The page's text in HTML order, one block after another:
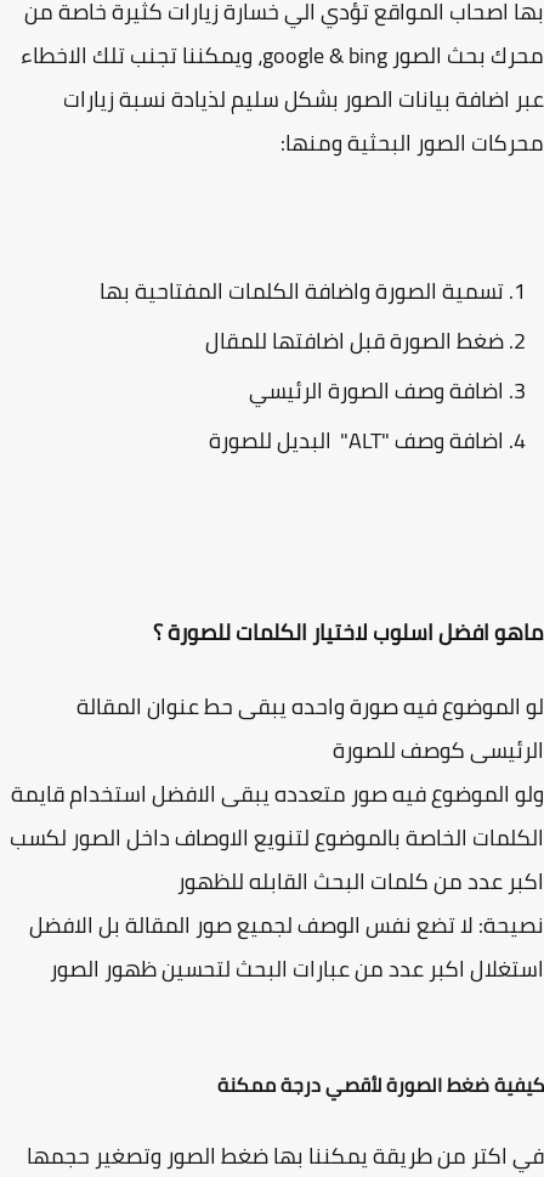
اصحاب المواقع تؤدي الي خسارة زيارات كثيرة خاصة من
محرك بحث الصور google & bing، ويمكننا تجنب تلك الاخطاء
اضافة بيانات الصور بشكل سليم لذيادة نسبة زيارات
الصور البحثية ومنها:
تسمية الصورة واضافة الكلمات المفتاحية بها
ضغط الصورة قبل اضافتها للمقال
اضافة وصف الصورة الرئيسي
اضافة وصف "ALT" البديل للصورة
افضل اسلوب لاختيار الكلمات للصورة ؟
فيه صورة واحده يبقى حط عنوان المقالة
كوصف للصورة
الموضوع فيه صور متعدده يبقى الافضل استخدام قايمة
الخاصة بالموضوع لتنويع الاوصاف داخل الصور لكسب
عدد من كلمات البحث القابله للظهور
لا تضع نفس الوصف لجميع صور المقالة بل الافضل
اكبر عدد من عبارات البحث لتحسين ظهور الصور
ضغط الصورة لأقصي درجة ممكنة
من طريقة يمكننا بها ضغط الصور وتصغير حجمها